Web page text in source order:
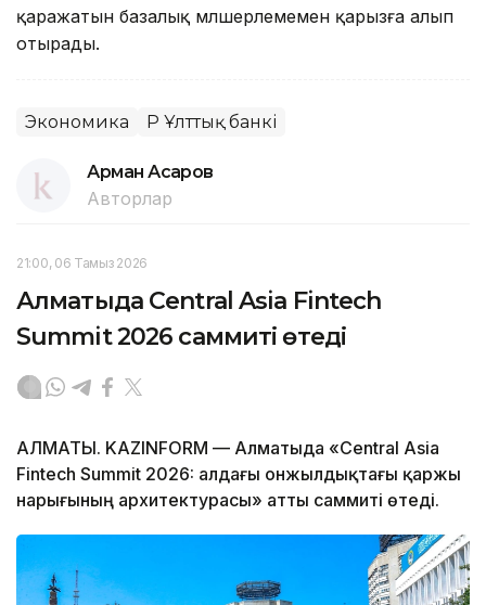
қаражатын базалық мөлшерлемемен қарызға алып
отырады.
Экономика ҚР Ұлттық банкі
Арман Асқаров
Авторлар
21:00, 06 Тамыз 2026
Алматыда Central Asia Fintech
Summit 2026 саммиті өтеді
АЛМАТЫ. KAZINFORM — Алматыда «Central Asia
Fintech Summit 2026: алдағы онжылдықтағы қаржы
нарығының архитектурасы» атты саммиті өтеді.